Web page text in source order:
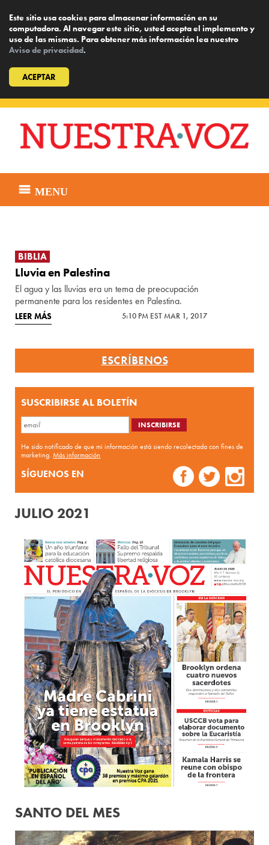
Este sitio usa cookies para almacenar información en su
computadora. Al navegar este sitio, usted acepta el implemento y
uso de las mismas. Para obtener más información lea nuestro
Aviso de privacidad.
ACEPTAR
content
MENU
BIBLIA
Lluvia en Palestina
El agua y las lluvias era un tema de preocupación
permanente para los residentes en Palestina.
LEER MÁS 5:10 PM EST MAR 1, 2017
ESCRÍBENOS
SUSCRIBIRSE AL BOLETÍN
He sido notificado de que mi información está siendo recolectada con fines de
marketing.Más información
SÍGUENOS EN
JULIO 2021
SANTO DEL MES